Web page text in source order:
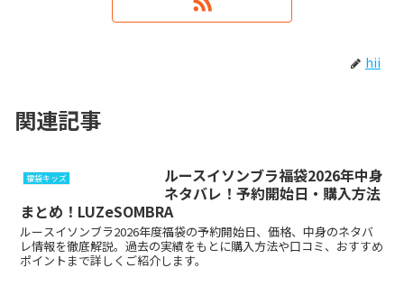
hii
関連記事
福袋キッズ
ルースイソンブラ福袋2026年中身
ネタバレ！予約開始日・購入方法
まとめ！LUZeSOMBRA
ルースイソンブラ2026年度福袋の予約開始日、価格、中身のネタバ
レ情報を徹底解説。過去の実績をもとに購入方法や口コミ、おすすめ
ポイントまで詳しくご紹介します。